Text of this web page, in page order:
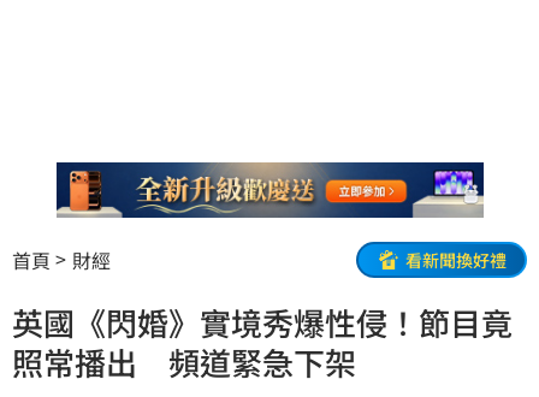
首頁 財經 看新聞換好禮
英國《閃婚》實境秀爆性侵！節目竟
照常播出 頻道緊急下架